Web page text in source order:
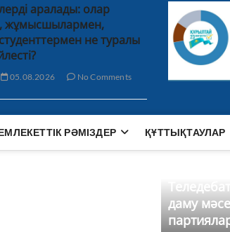
аралады: олар
жұмысшылармен,
не туралы
05.08.2026 No Comments
РӘМІЗДЕР ҚҰТТЫҚТАУЛАР
даму